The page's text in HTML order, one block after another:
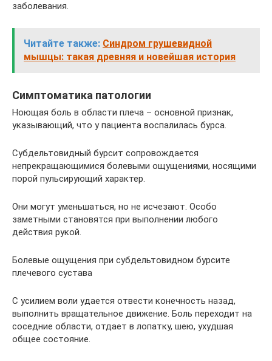
заболевания.
Читайте также: Синдром грушевидной
мышцы: такая древняя и новейшая история
Симптоматика патологии
Ноющая боль в области плеча – основной признак,
указывающий, что у пациента воспалилась бурса.
Субдельтовидный бурсит сопровождается
непрекращающимися болевыми ощущениями, носящими
порой пульсирующий характер.
Они могут уменьшаться, но не исчезают. Особо
заметными становятся при выполнении любого
действия рукой.
Болевые ощущения при субдельтовидном бурсите
плечевого сустава
С усилием воли удается отвести конечность назад,
выполнить вращательное движение. Боль переходит на
соседние области, отдает в лопатку, шею, ухудшая
общее состояние.